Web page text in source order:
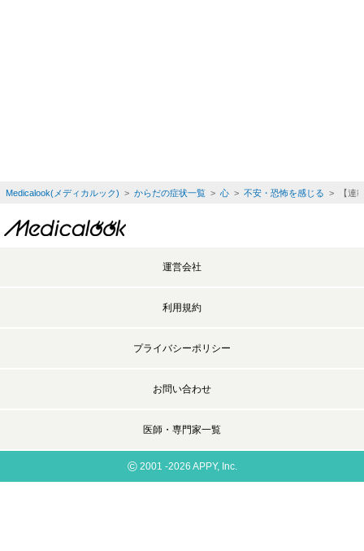
Medicalook(メディカルック) > からだの症状一覧> 心> 不安・恐怖を感じる > 【連
運営会社
利用規約
プライバシーポリシー
お問い合わせ
医師・専門家一覧
©2001 -2026 APPY, Inc.